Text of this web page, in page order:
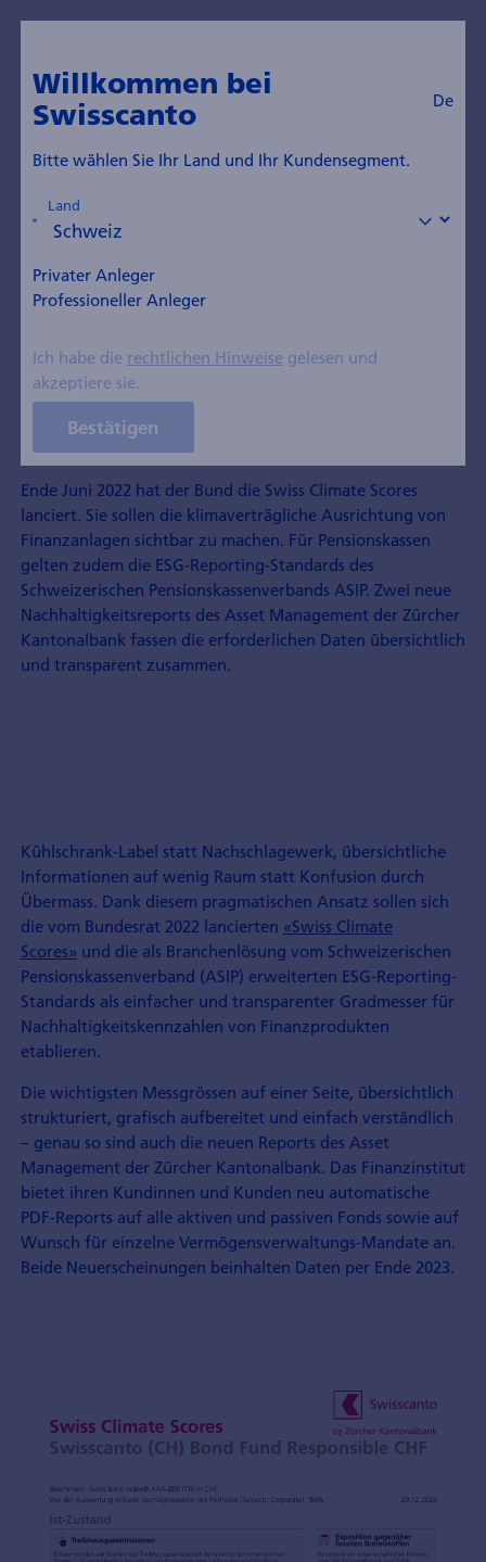
Institutionelle
Anlegerinformationen
Swiss Climate Scores- und
ASIP ESG-Reports schaffen
Vergleich­barkeit
Anlegerinformation vom 8. März 2024
Ende Juni 2022 hat der Bund die Swiss Climate Scores
lanciert. Sie sollen die klimaverträgliche Ausrichtung von
Finanzanlagen sichtbar zu machen. Für Pensionskassen
gelten zudem die ESG-Reporting-Standards des
Schweizerischen Pensionskassenverbands ASIP. Zwei neue
Nachhaltigkeitsreports des Asset Management der Zürcher
Kantonalbank fassen die erforderlichen Daten übersichtlich
und transparent zusammen.
Kühlschrank-Label statt Nachschlagewerk, übersichtliche
Informationen auf wenig Raum statt Konfusion durch
Übermass. Dank diesem pragmatischen Ansatz sollen sich
die vom Bundesrat 2022 lancierten «Swiss Climate
Scores» und die als Branchen­lösung vom Schweizerischen
Pensionskassen­verband (ASIP) erweiterten ESG-Reporting-
Standards als einfacher und transparenter Gradmesser für
Nachhaltigkeits­kennzahlen von Finanzprodukten
etablieren.
Die wichtigsten Messgrössen auf einer Seite, übersichtlich
strukturiert, grafisch aufbereitet und einfach verständlich
– genau so sind auch die neuen Reports des Asset
Management der Zürcher Kantonalbank. Das Finanzinstitut
bietet ihren Kundinnen und Kunden neu automatische
PDF-Reports auf alle aktiven und passiven Fonds sowie auf
Wunsch für einzelne Vermögensverwaltungs-Mandate an.
Beide Neuerscheinungen beinhalten Daten per Ende 2023.
Willkommen bei
Swisscanto
De
Bitte wählen Sie Ihr Land und Ihr Kundensegment.
Land
Privater Anleger
Professioneller Anleger
Ich habe die rechtlichen Hinweisegelesen und
akzeptiere sie.
Bestätigen